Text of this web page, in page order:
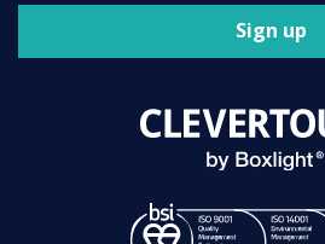
Sign up